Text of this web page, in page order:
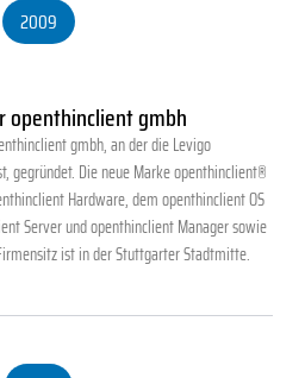
2009
openthinclient gmbh
gmbh, an der die Levigo
gegründet. Die neue Marke openthinclient®
Hardware, dem openthinclient OS
Server und openthinclient Manager sowie
ist in der Stuttgarter Stadtmitte.